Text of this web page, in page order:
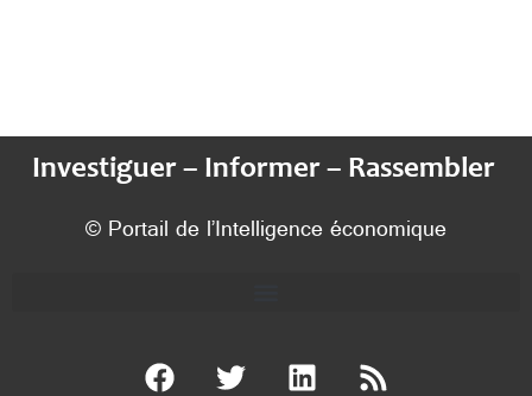
Investiguer – Informer – Rassembler
© Portail de l’Intelligence économique